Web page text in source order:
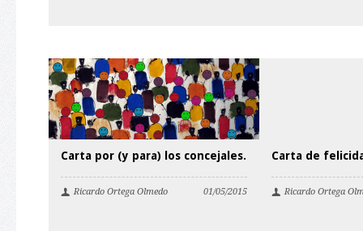
Carta por (y para) los concejales.
Ricardo Ortega Olmedo 01/05/2015
Carta de
Ricardo Ortega